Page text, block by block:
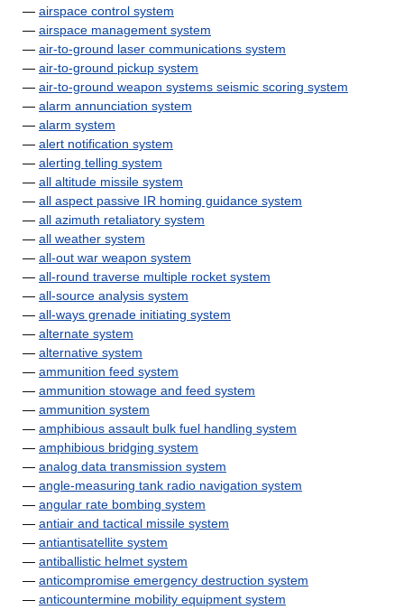
— airspace control system
— airspace management system
— air-to-ground laser communications system
— air-to-ground pickup system
— air-to-ground weapon systems seismic scoring system
— alarm annunciation system
— alarm system
— alert notification system
— alerting telling system
— all altitude missile system
— all aspect passive IR homing guidance system
— all azimuth retaliatory system
— all weather system
— all-out war weapon system
— all-round traverse multiple rocket system
— all-source analysis system
— all-ways grenade initiating system
— alternate system
— alternative system
— ammunition feed system
— ammunition stowage and feed system
— ammunition system
— amphibious assault bulk fuel handling system
— amphibious bridging system
— analog data transmission system
— angle-measuring tank radio navigation system
— angular rate bombing system
— antiair and tactical missile system
— antiantisatellite system
— antiballistic helmet system
— anticompromise emergency destruction system
— anticountermine mobility equipment system